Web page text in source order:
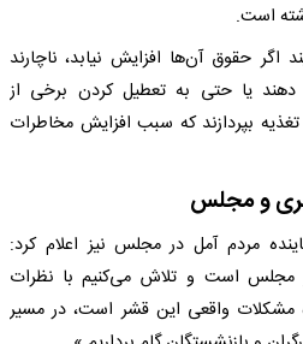
است.
اگر حقوق آن‌ها افزایش نیابد، ناچارند
یا حتی به تعطیل کردن برخی از
بپردازند که سبب افزایش مخاطرات
و مجلس
مردم آمل در مجلس نیز اعلام کرد:
است و تلاش می‌کنیم با نظرات
مشکلات واقعی این قشر است، در مسیر